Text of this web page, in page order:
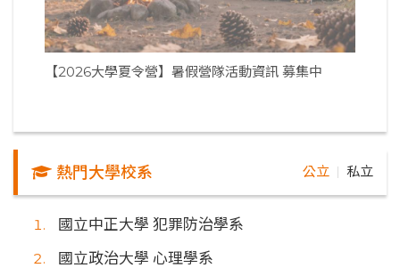
【2026大學夏令營】暑假營隊活動資訊 募集中
熱門大學校系 公立 私立
國立中正大學 犯罪防治學系
國立政治大學 心理學系